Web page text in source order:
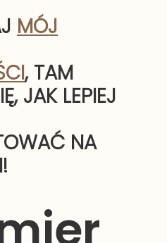
MÓJ
, TAM
JAK LEPIEJ
NA